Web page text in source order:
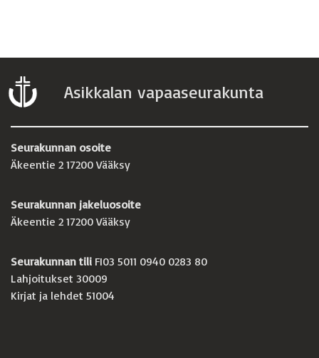
Asikkalan vapaaseurakunta
Seurakunnan osoite
Äkeentie 2 17200 Vääksy
Seurakunnan jakeluosoite
Äkeentie 2 17200 Vääksy
Seurakunnan tili FI03 5011 0940 0283 80
Lahjoitukset 30009
Kirjat ja lehdet 51004